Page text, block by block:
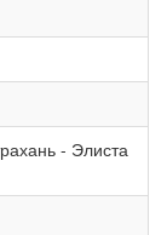
- Элиста